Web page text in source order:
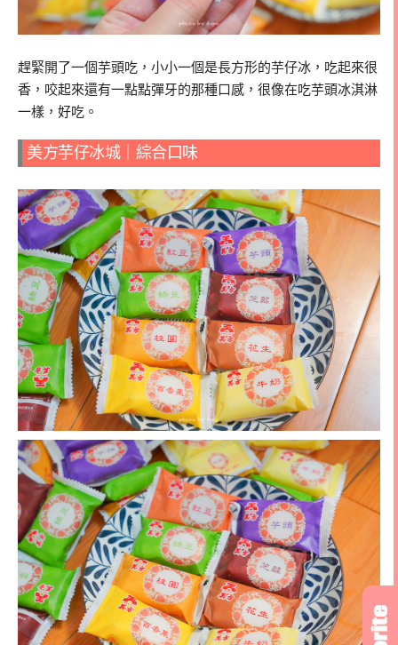
趕緊開了一個芋頭吃，小小一個是長方形的芋仔冰，吃起來很
香，咬起來還有一點點彈牙的那種口感，很像在吃芋頭冰淇淋
一樣，好吃。
美方芋仔冰城｜綜合口味